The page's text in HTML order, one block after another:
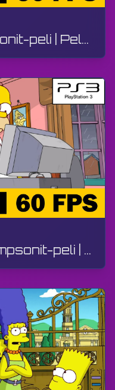
NeverQuest | Simpsonit-peli | Pelaopas, ilman kommentteja, PS3
Alennuslaatikko | Simpsonit-peli | Peliohjeet, ei kommenttia, PS3